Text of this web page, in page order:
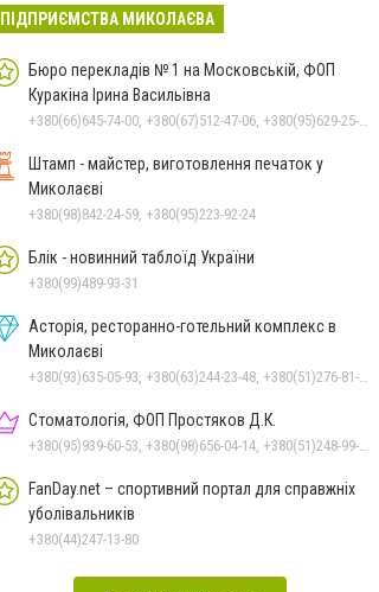
ПІДПРИЄМСТВА МИКОЛАЄВА
Бюро перекладів № 1 на Московській, ФОП
Куракіна Ірина Васильівна
Штамп - майстер, виготовлення печаток у
Миколаєві
+380(98)842-24-59, +380(95)223-92-24
Блік - новинний таблоїд України
+380(99)489-93-31
Асторія, ресторанно-готельний комплекс в
Миколаєві
Стоматологія, ФОП Простяков Д.К.
FanDay.net – спортивний портал для справжніх
уболівальників
+380(44)247-13-80